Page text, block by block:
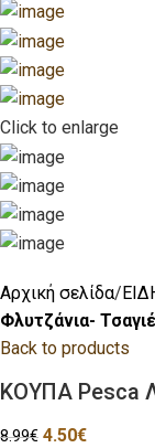
Click to enlarge
Αρχική σελίδα
Φλυτζάνια-
Back to products
ΚΟΥΠΑ Pesca
8.99€ 4.50€